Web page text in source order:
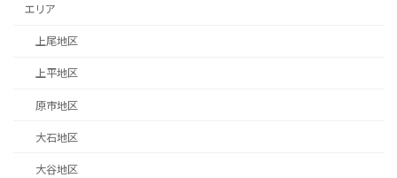
エリア
上尾地区
上平地区
原市地区
大石地区
大谷地区